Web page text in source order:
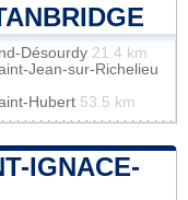
Désourdy 21.4 km
Jean-sur-Richelieu
Hubert 53.5 km
IGNACE-